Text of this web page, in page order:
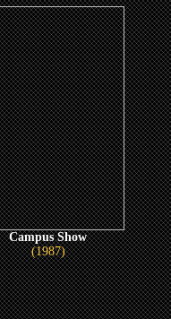
Campus Show
(1987)